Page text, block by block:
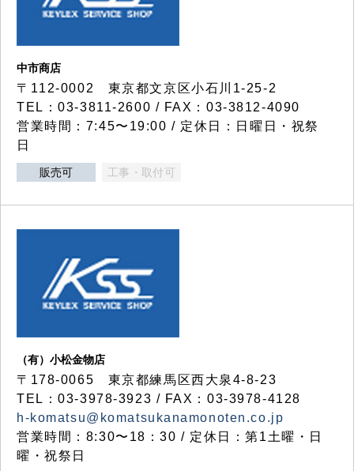
中市商店
〒112-0002 東京都文京区小石川1-25-2
TEL：03-3811-2600 / FAX：03-3812-4090
営業時間：7:45〜19:00 / 定休日：日曜日・祝祭
日
販売可 工事・取付可
（有）小松金物店
〒178-0065 東京都練馬区西大泉4-8-23
TEL：03-3978-3923 / FAX：03-3978-4128
h-komatsu@komatsukanamonoten.co.jp
営業時間：8:30〜18：30 / 定休日：第1土曜・日
曜・祝祭日